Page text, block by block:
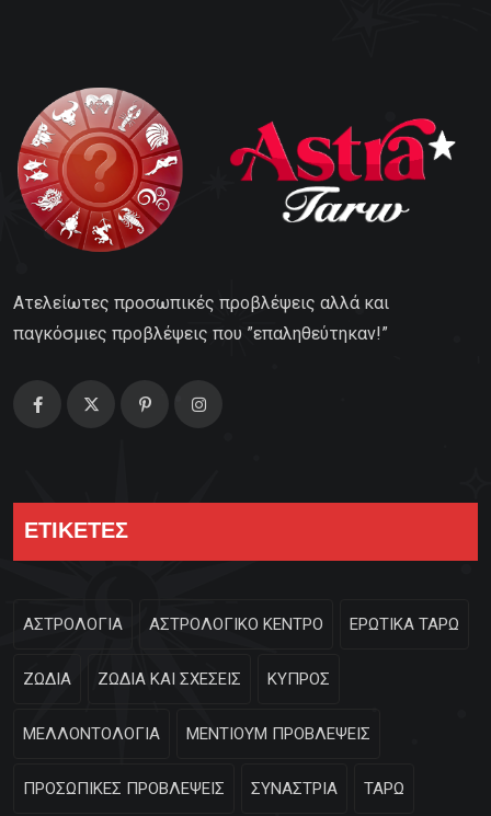
Ατελείωτες προσωπικές προβλέψεις αλλά και
παγκόσμιες προβλέψεις που ”επαληθεύτηκαν!”
ΕΤΙΚΕΤΕΣ
ΑΣΤΡΟΛΟΓΙΑ ΑΣΤΡΟΛΟΓΙΚΟ ΚΕΝΤΡΟ ΕΡΩΤΙΚΑ ΤΑΡΩ
ΖΩΔΙΑ ΖΩΔΙΑ ΚΑΙ ΣΧΕΣΕΙΣ ΚΥΠΡΟΣ
ΜΕΛΛΟΝΤΟΛΟΓΙΑ ΜΕΝΤΙΟΥΜ ΠΡΟΒΛΕΨΕΙΣ
ΠΡΟΣΩΠΙΚΕΣ ΠΡΟΒΛΕΨΕΙΣ ΣΥΝΑΣΤΡΙΑ ΤΑΡΩ